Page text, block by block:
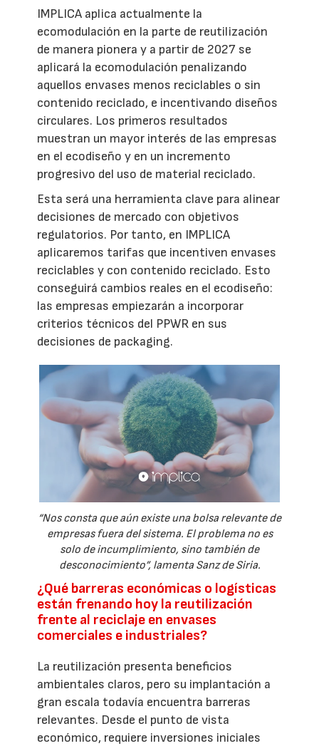
IMPLICA aplica actualmente la
ecomodulación en la parte de reutilización
de manera pionera y a partir de 2027 se
aplicará la ecomodulación penalizando
aquellos envases menos reciclables o sin
contenido reciclado, e incentivando diseños
circulares. Los primeros resultados
muestran un mayor interés de las empresas
en el ecodiseño y en un incremento
progresivo del uso de material reciclado.
Esta será una herramienta clave para alinear
decisiones de mercado con objetivos
regulatorios. Por tanto, en IMPLICA
aplicaremos tarifas que incentiven envases
reciclables y con contenido reciclado. Esto
conseguirá cambios reales en el ecodiseño:
las empresas empiezarán a incorporar
criterios técnicos del PPWR en sus
decisiones de packaging.
“Nos consta que aún existe una bolsa relevante de
empresas fuera del sistema. El problema no es
solo de incumplimiento, sino también de
desconocimiento”, lamenta Sanz de Siria.
¿Qué barreras económicas o logísticas
están frenando hoy la reutilización
frente al reciclaje en envases
comerciales e industriales?
La reutilización presenta beneficios
ambientales claros, pero su implantación a
gran escala todavía encuentra barreras
relevantes. Desde el punto de vista
económico, requiere inversiones iniciales